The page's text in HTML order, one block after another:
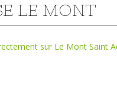
LE MONT
sur Le Mont Saint